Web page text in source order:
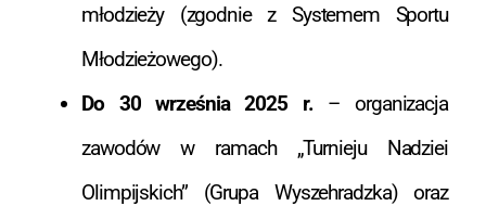
młodzieży (zgodnie z Systemem Sportu
Młodzieżowego).
Do 30 września 2025 r.– organizacja
zawodów w ramach „Turnieju Nadziei
Olimpijskich” (Grupa Wyszehradzka) oraz